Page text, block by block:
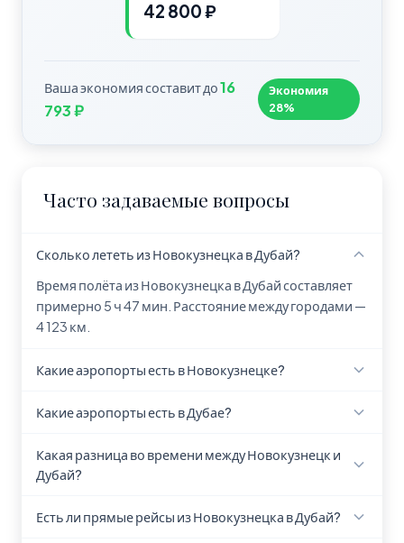
42 800 ₽
Ваша экономия составит до16
793 ₽
Экономия
28%
Часто задаваемые вопросы
Сколько лететь из Новокузнецка в Дубай?
Время полёта из Новокузнецка в Дубай составляет
примерно 5 ч 47 мин. Расстояние между городами —
4 123 км.
Какие аэропорты есть в Новокузнецке?
Airport (NOZ).
Какие аэропорты есть в Дубае?
Дубай (DXB).
Какая разница во времени между Новокузнецк и
Дубай?
составляет 3 часа. В Дубае время отстаёт на 3 ч.
Есть ли прямые рейсы из Новокузнецка в Дубай?